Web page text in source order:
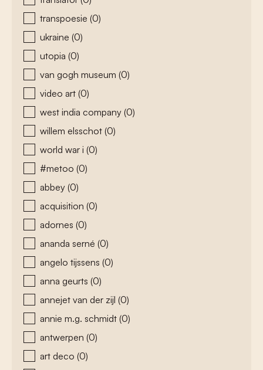
transpoesie (0)
ukraine (0)
utopia (0)
van gogh museum (0)
video art (0)
west india company (0)
willem elsschot (0)
world war i (0)
#metoo (0)
abbey (0)
acquisition (0)
adornes (0)
ananda serné (0)
angelo tijssens (0)
anna geurts (0)
annejet van der zijl (0)
annie m.g. schmidt (0)
antwerpen (0)
art deco (0)